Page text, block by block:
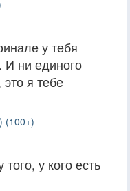
у тебя
И ни единого
я тебе
(100+)
у кого есть